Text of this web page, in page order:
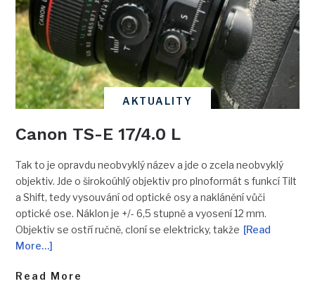
AKTUALITY
Canon TS-E 17/4.0 L
Tak to je opravdu neobvyklý název a jde o zcela neobvyklý
objektiv. Jde o širokoúhlý objektiv pro plnoformát s funkcí Tilt
a Shift, tedy vysouvání od optické osy a naklánění vůči
optické ose. Náklon je +/- 6,5 stupně a vyosení 12 mm.
Objektiv se ostří ručně, cloní se elektricky, takže [Read
More…]
Read More